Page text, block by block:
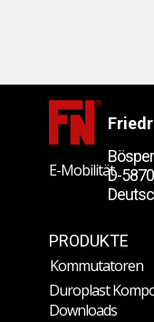
PRODUKTE
D-
Kommutatoren
Duroplast
E-Mobilität
Downloads